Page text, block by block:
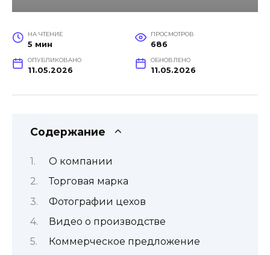
НА ЧТЕНИЕ
5 мин
ПРОСМОТРОВ
686
ОПУБЛИКОВАНО
11.05.2026
ОБНОВЛЕНО
11.05.2026
Содержание
О компании
Торговая марка
Фотографии цехов
Видео о производстве
Коммерческое предложение